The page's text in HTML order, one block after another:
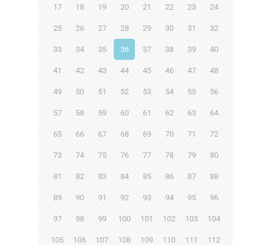
17 18 19 20 21 22 23 24
25 26 27 28 29 30 31 32
33 34 35 36 37 38 39 40
41 42 43 44 45 46 47 48
49 50 51 52 53 54 55 56
57 58 59 60 61 62 63 64
65 66 67 68 69 70 71 72
73 74 75 76 77 78 79 80
81 82 83 84 85 86 87 88
89 90 91 92 93 94 95 96
97 98 99 100 101 102 103 104
105 106 107 108 109 110 111 112